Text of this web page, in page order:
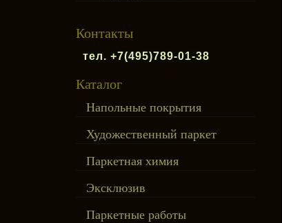
Контакты
тел. +7(495)789-01-38
Каталог
Напольные покрытия
Художественный паркет
Паркетная химия
Эксклюзив
Паркетные работы